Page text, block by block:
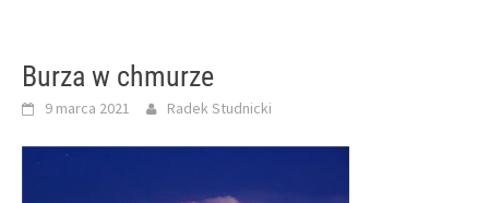
Burza w chmurze
9 marca 2021 Radek Studnicki